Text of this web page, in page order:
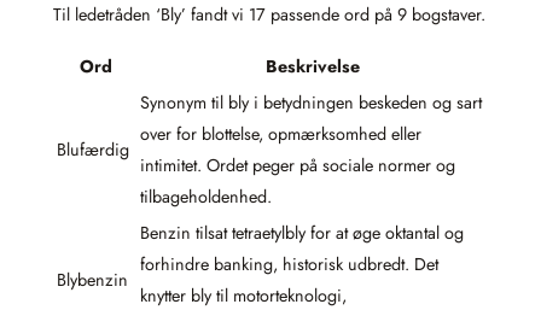
Til ledetråden ‘Bly’ fandt vi 17 passende ord på 9 bogstaver.
Ord Beskrivelse
Blufærdig
Synonym til bly i betydningen beskeden og sart
over for blottelse, opmærksomhed eller
intimitet. Ordet peger på sociale normer og
tilbageholdenhed.
Blybenzin
Benzin tilsat tetraetylbly for at øge oktantal og
forhindre banking, historisk udbredt. Det
knytter bly til motorteknologi,